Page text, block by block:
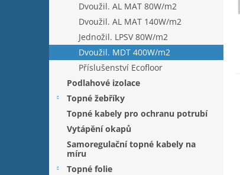
Dvoužil. AL MAT 80W/m2
Dvoužil. AL MAT 140W/m2
Jednožil. LPSV 80W/m2
Dvoužil. MDT 400W/m2
Příslušenství Ecofloor
Podlahové izolace
Topné žebříky
Topné kabely pro ochranu potrubí
Vytápění okapů
Samoregulační topné kabely na
míru
Topné folie